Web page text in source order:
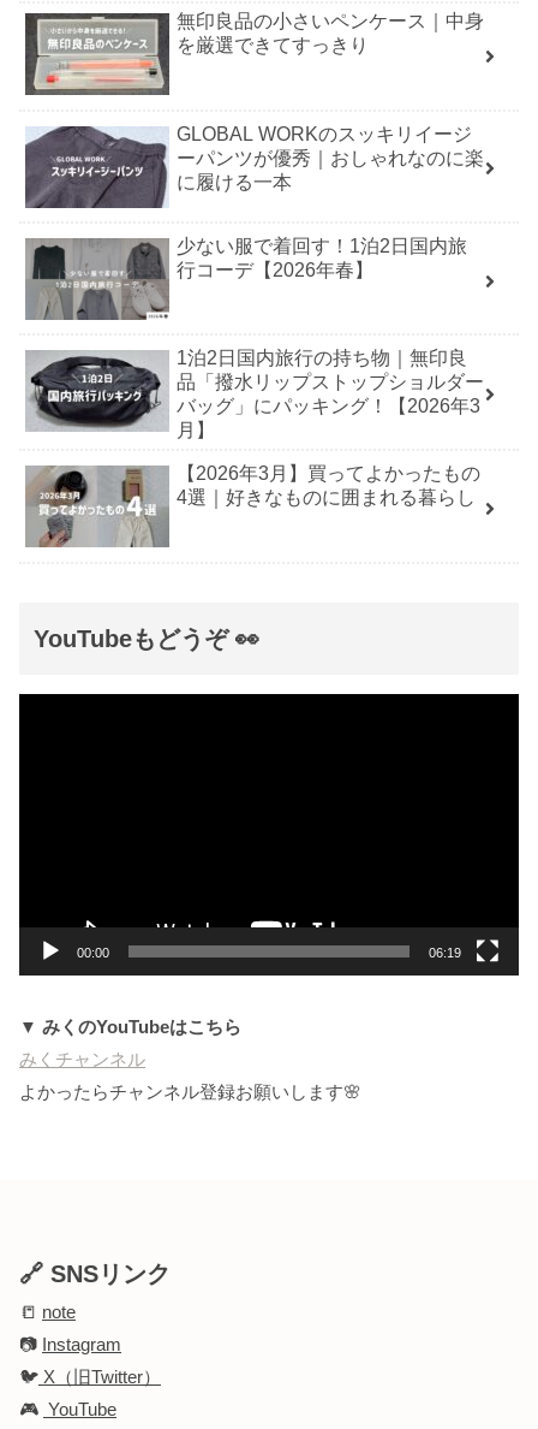
無印良品の小さいペンケース｜中身
を厳選できてすっきり
GLOBAL WORKのスッキリイージ
ーパンツが優秀｜おしゃれなのに楽
に履ける一本
少ない服で着回す！1泊2日国内旅
行コーデ【2026年春】
1泊2日国内旅行の持ち物｜無印良
品「撥水リップストップショルダー
バッグ」にパッキング！【2026年3
月】
【2026年3月】買ってよかったもの
4選｜好きなものに囲まれる暮らし
YouTubeもどうぞ 👀
00:00 06:19
▼ みくのYouTubeはこちら
みくチャンネル
よかったらチャンネル登録お願いします🌸
🔗 SNSリンク
📒 note
📷 Instagram
🐦 X（旧Twitter）
🎮 YouTube